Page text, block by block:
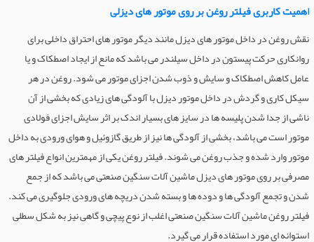
اهمیت کاربری فیلتر روغن بر روی موتور های دیزلی
نقش روغن در داخل موتور های دیزل مانند دیگر موتور های احتراق داخلی برای
روانکاری حرکت پیستون در داخل سیلندر می باشد که مانع از ایجاد اصطکاک و یا
عامل کاهش اصطکاک و سایش و ذوب شدن اجزای موتور می شود. روغن در هر
سیکل کاری و گردش در داخل موتور دیزل با آلودگی های زیادی که بخشی از آن
ناشی از جدا شدن پلیسه ها در سایز های بسیار اندک بر اثر سایش اجزای فولادی
موتور است می باشد، بخشی از آلودگی ها نیز از طریق گازوئیل و هوای ورودی به داخل
موتور وارد شده و جذب روغن می شوند. فیلتر روغن یکی از مهمترین انواع فیلتر های
مصرفی بر روی موتور های دیزل ماشین آلات سنگین صنعتی می باشد که از جمع
شدن و تجمع آلودگی ها و دوده ها و بسته شدن دریچه های ورودی جلوگیری می کند.
فیلتر روغن ماشین آلات سنگین صنعتی اغلب از نوع پیچی و گاهی نیز به شکل سطلی
استوانه ای مورد استفاده قرار می گیرد.